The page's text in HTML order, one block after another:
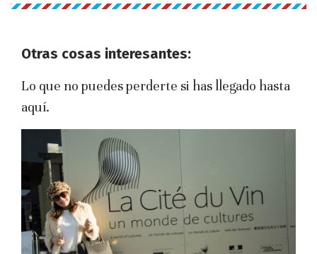
Otras cosas interesantes:
Lo que no puedes perderte si has llegado hasta
aquí.